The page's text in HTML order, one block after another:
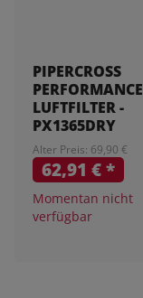
PIPERCROSS
PERFORMANCE
LUFTFILTER -
PX1365DRY
Alter Preis: 69,90 €
62,91 €*
Momentan nicht
verfügbar